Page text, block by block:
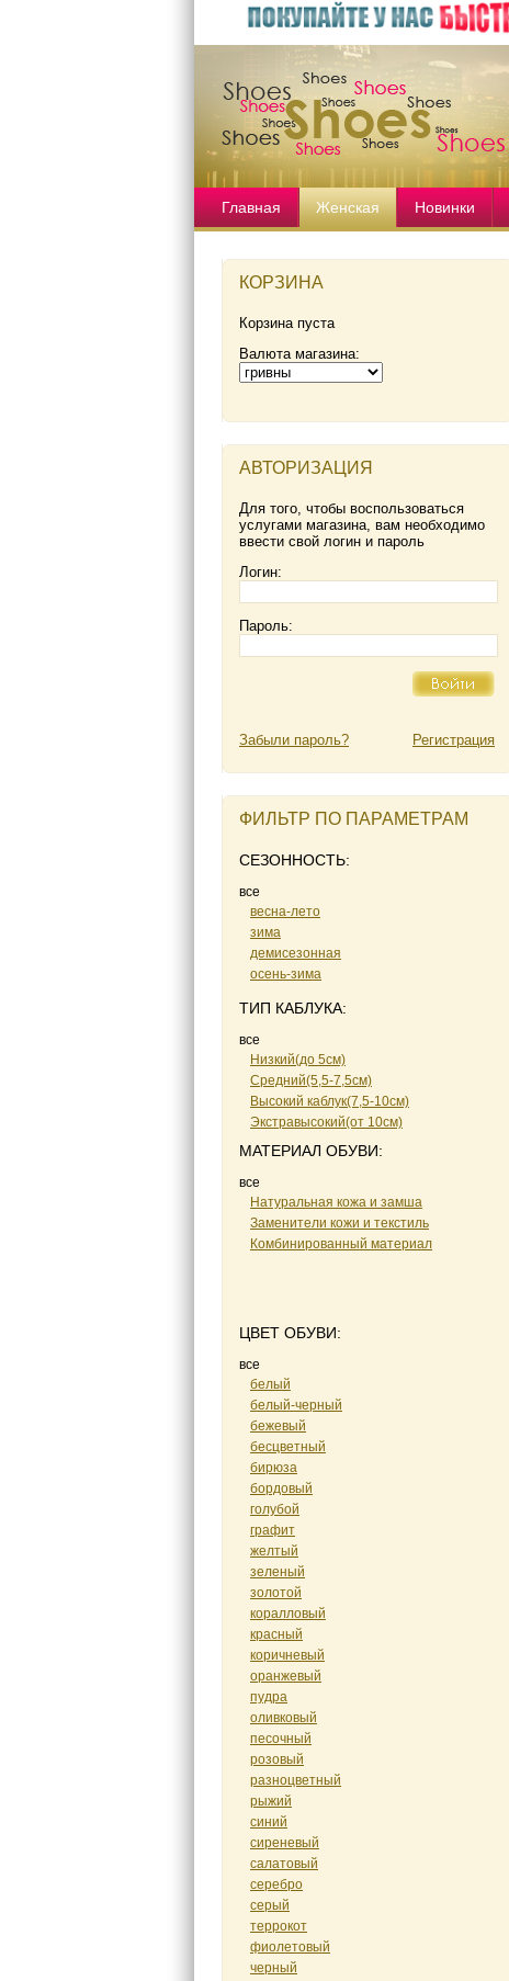
Главная Женская Новинки
КОРЗИНА
Корзина пуста
Валюта магазина:
АВТОРИЗАЦИЯ
Для того, чтобы воспользоваться
услугами магазина, вам необходимо
ввести свой логин и пароль
Логин:
Пароль:
Забыли пароль? Регистрация
ФИЛЬТР ПО ПАРАМЕТРАМ
СЕЗОННОСТЬ:
все
весна-лето
зима
демисезонная
осень-зима
ТИП КАБЛУКА:
все
Низкий(до 5см)
Средний(5,5-7,5см)
Высокий каблук(7,5-10см)
Экстравысокий(от 10см)
МАТЕРИАЛ ОБУВИ:
все
Натуральная кожа и замша
Заменители кожи и текстиль
Комбинированный материал
ЦВЕТ ОБУВИ:
все
белый
белый-черный
бежевый
бесцветный
бирюза
бордовый
голубой
графит
желтый
зеленый
золотой
коралловый
красный
коричневый
оранжевый
пудра
оливковый
песочный
розовый
разноцветный
рыжий
синий
сиреневый
салатовый
серебро
серый
террокот
фиолетовый
черный